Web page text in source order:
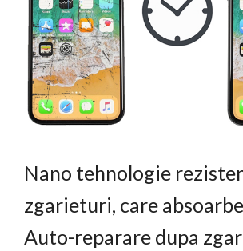
Nano tehnologie
zgarieturi, care
Auto-reparare dupa